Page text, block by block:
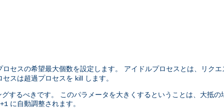
ロセスの希望最大個数を設定します。 アイドルプロセスとは、リク
スは超過プロセスを kill します。
するべきです。 このパラメータを大きくするということは、大抵の
+1 に自動調整されます。